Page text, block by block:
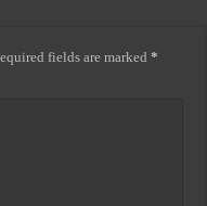
fields are marked*